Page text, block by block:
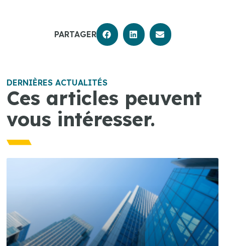
PARTAGER
DERNIÈRES ACTUALITÉS
Ces articles peuvent
vous intéresser.